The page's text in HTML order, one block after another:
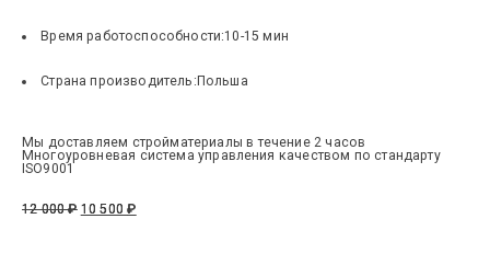
Время работоспособности:10-15 мин
Страна производитель: Польша
Мы доставляем стройматериалы в течение 2 часов
Многоуровневая система управления качеством по стандарту
ISO9001
12 000₽ 10 500₽